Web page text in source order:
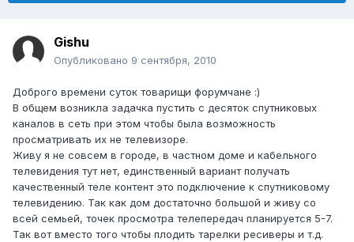
Gishu
Опубликовано 9 сентября, 2010
Доброго времени суток товарищи форумчане :)
В общем возникла задачка пустить с десяток спутниковых
каналов в сеть при этом чтобы была возможность
просматривать их не телевизоре.
Живу я не совсем в городе, в частном доме и кабельного
телевидения тут нет, единственный вариант получать
качественный теле контент это подключение к спутниковому
телевидению. Так как дом достаточно большой и живу со
всей семьей, точек просмотра телепередач планируется 5-7.
Так вот вместо того чтобы плодить тарелки ресиверы и т.д.